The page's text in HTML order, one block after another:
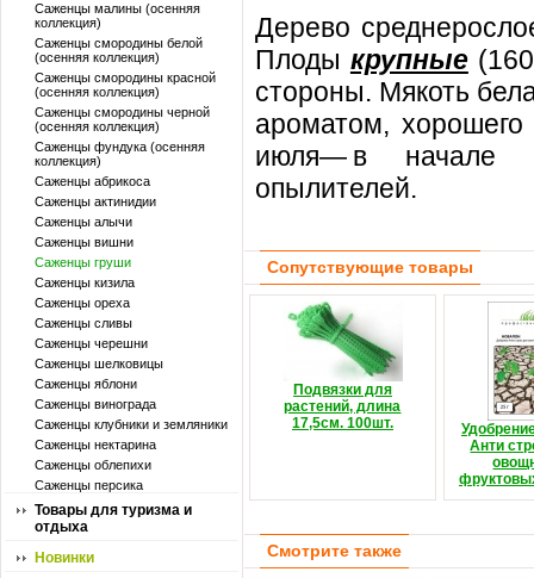
Саженцы малины (осенняя
коллекция)
Саженцы смородины белой
(осенняя коллекция)
Саженцы смородины красной
(осенняя коллекция)
Саженцы смородины черной
(осенняя коллекция)
Саженцы фундука (осенняя
коллекция)
Саженцы абрикоса
Саженцы актинидии
Саженцы алычи
Саженцы вишни
Саженцы груши
Саженцы кизила
Саженцы ореха
Саженцы сливы
Саженцы черешни
Саженцы шелковицы
Саженцы яблони
Саженцы винограда
Саженцы клубники и земляники
Саженцы нектарина
Саженцы облепихи
Саженцы персика
Товары для туризма и
отдыха
Новинки
Дерево
Плоды крупные
стороны. Мякоть
ароматом, хорошего
июля— ​в начале
опылителей.
Сопутствующие товары
Подвязки для
растений, длина
17,5см. 100шт.
Анти
Смотрите также